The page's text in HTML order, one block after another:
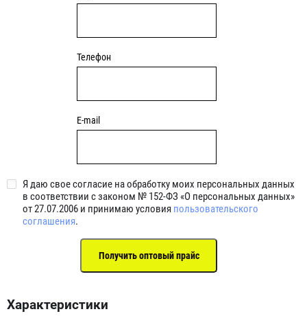
Телефон
E-mail
Я даю свое согласие на обработку моих персональных данных
в соответствии с законом № 152-ФЗ «О персональных данных»
от 27.07.2006 и принимаю условия пользовательского
соглашения.
Характеристики